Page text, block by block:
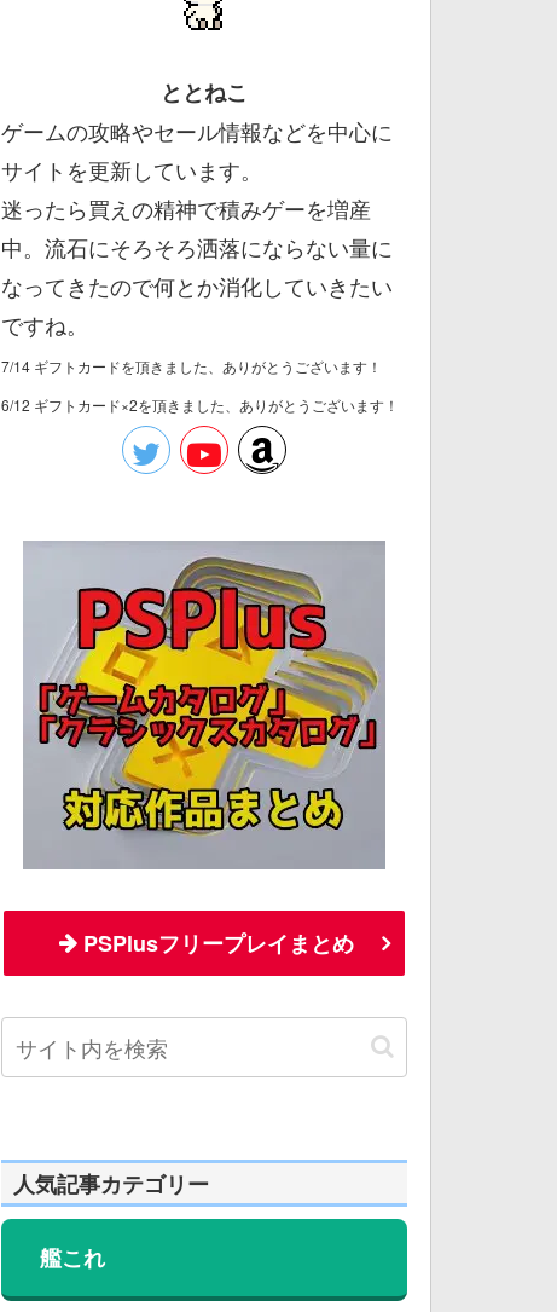
ととねこ
ゲームの攻略やセール情報などを中心に
サイトを更新しています。
迷ったら買えの精神で積みゲーを増産
中。流石にそろそろ洒落にならない量に
なってきたので何とか消化していきたい
ですね。
7/14 ギフトカードを頂きました、ありがとうございます！
6/12 ギフトカード×2を頂きました、ありがとうございます！
PSPlusフリープレイまとめ
人気記事カテゴリー
艦これ